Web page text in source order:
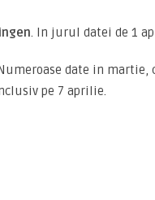
. In jurul datei de 1
date in martie,
pe 7 aprilie.